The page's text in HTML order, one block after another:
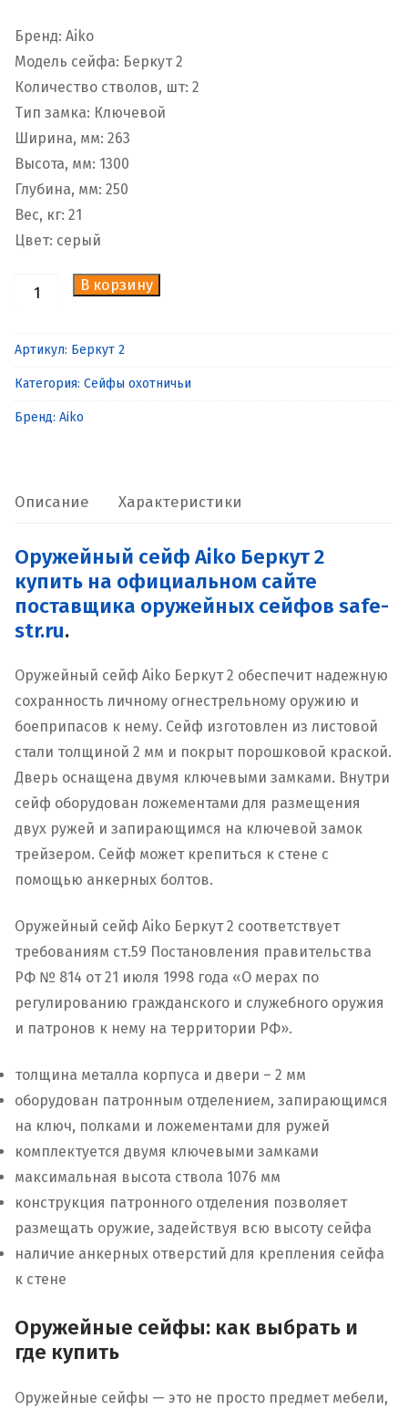
Бренд: Aiko
Модель сейфа: Беркут 2
Количество стволов, шт: 2
Тип замка: Ключевой
Ширина, мм: 263
Высота, мм: 1300
Глубина, мм: 250
Вес, кг: 21
Цвет: серый
Количество
сейф
Aiko
Беркут
В корзину
Артикул: Беркут 2
Категория: Сейфы охотничьи
Бренд: Aiko
Описание Характеристики
Оружейный сейф Aiko Беркут 2
купить на официальном сайте
поставщика оружейных сейфов safe-
str.ru.
Оружейный сейф Aiko Беркут 2 обеспечит надежную
сохранность личному огнестрельному оружию и
боеприпасов к нему. Сейф изготовлен из листовой
стали толщиной 2 мм и покрыт порошковой краской.
Дверь оснащена двумя ключевыми замками. Внутри
сейф оборудован ложементами для размещения
двух ружей и запирающимся на ключевой замок
трейзером. Сейф может крепиться к стене с
помощью анкерных болтов.
Оружейный сейф Aiko Беркут 2 соответствует
требованиям ст.59 Постановления правительства
РФ № 814 от 21 июля 1998 года «О мерах по
регулированию гражданского и служебного оружия
и патронов к нему на территории РФ».
толщина металла корпуса и двери – 2 мм
оборудован патронным отделением, запирающимся
на ключ, полками и ложементами для ружей
комплектуется двумя ключевыми замками
максимальная высота ствола 1076 мм
конструкция патронного отделения позволяет
размещать оружие, задействуя всю высоту сейфа
наличие анкерных отверстий для крепления сейфа
к стене
Оружейные сейфы: как выбрать и
где купить
Оружейные сейфы — это не просто предмет мебели,